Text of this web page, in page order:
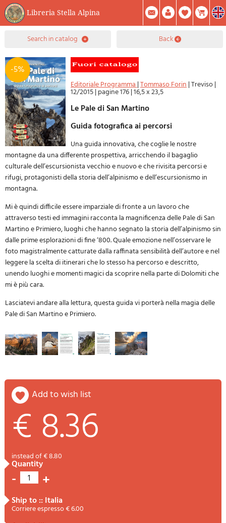
Libreria Stella Alpina
0Item(s) In Your Cart
Summary
Facebook
Create Account
search in catalog back
-5%
Editoriale Programma|Tommaso Forin|Treviso|
12/2015| pagine 176|16,5 x 23,5
Le Pale di San Martino
Guida fotografica ai percorsi
Una guida innovativa, che coglie le nostre
montagne da una differente prospettiva, arricchendo il bagaglio
culturale dell’escursionista vecchio e nuovo e che rivisita percorsi e
rifugi, protagonisti della storia dell’alpinismo e dell’escursionismo in
montagna.
Mi è quindi difficile essere imparziale di fronte a un lavoro che
attraverso testi ed immagini racconta la magnificenza delle Pale di San
Martino e Primiero, luoghi che hanno segnato la storia dell’alpinismo sin
dalle prime esplorazioni di fine ‘800. Quale emozione nell’osservare le
foto magistralmente catturate dalla raffinata sensibilità dell’autore e nel
leggere la scelta di itinerari che lo stesso ha percorso e descritto,
unendo luoghi e momenti magici da scoprire nella parte di Dolomiti che
mi è più cara.
Lasciatevi andare alla lettura, questa guida vi porterà nella magia delle
Pale di San Martino e Primiero.
add to wish list
€ 8.36
instead of € 8.80
quantity
- 1 +
ship to :: Italia
Corriere espresso € 6.00